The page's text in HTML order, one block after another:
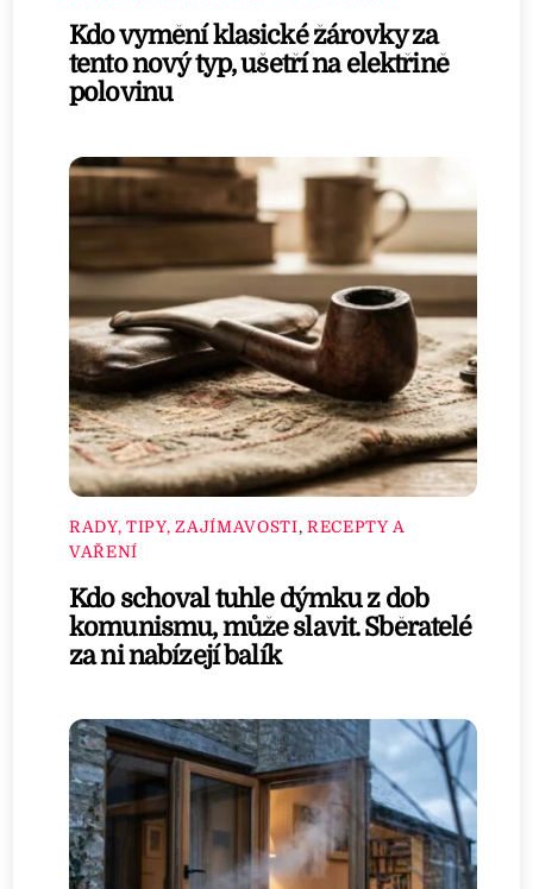
Kdo vymění klasické žárovky za
tento nový typ, ušetří na elektřině
polovinu
RADY, TIPY, ZAJÍMAVOSTI, RECEPTY A
VAŘENÍ
Kdo schoval tuhle dýmku z dob
komunismu, může slavit. Sběratelé
za ni nabízejí balík